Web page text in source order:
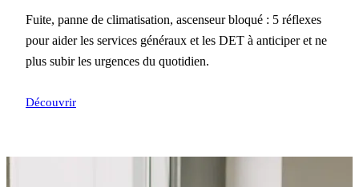
Fuite, panne de climatisation, ascenseur bloqué : 5 réflexes
pour aider les services généraux et les DET à anticiper et ne
plus subir les urgences du quotidien.
Découvrir